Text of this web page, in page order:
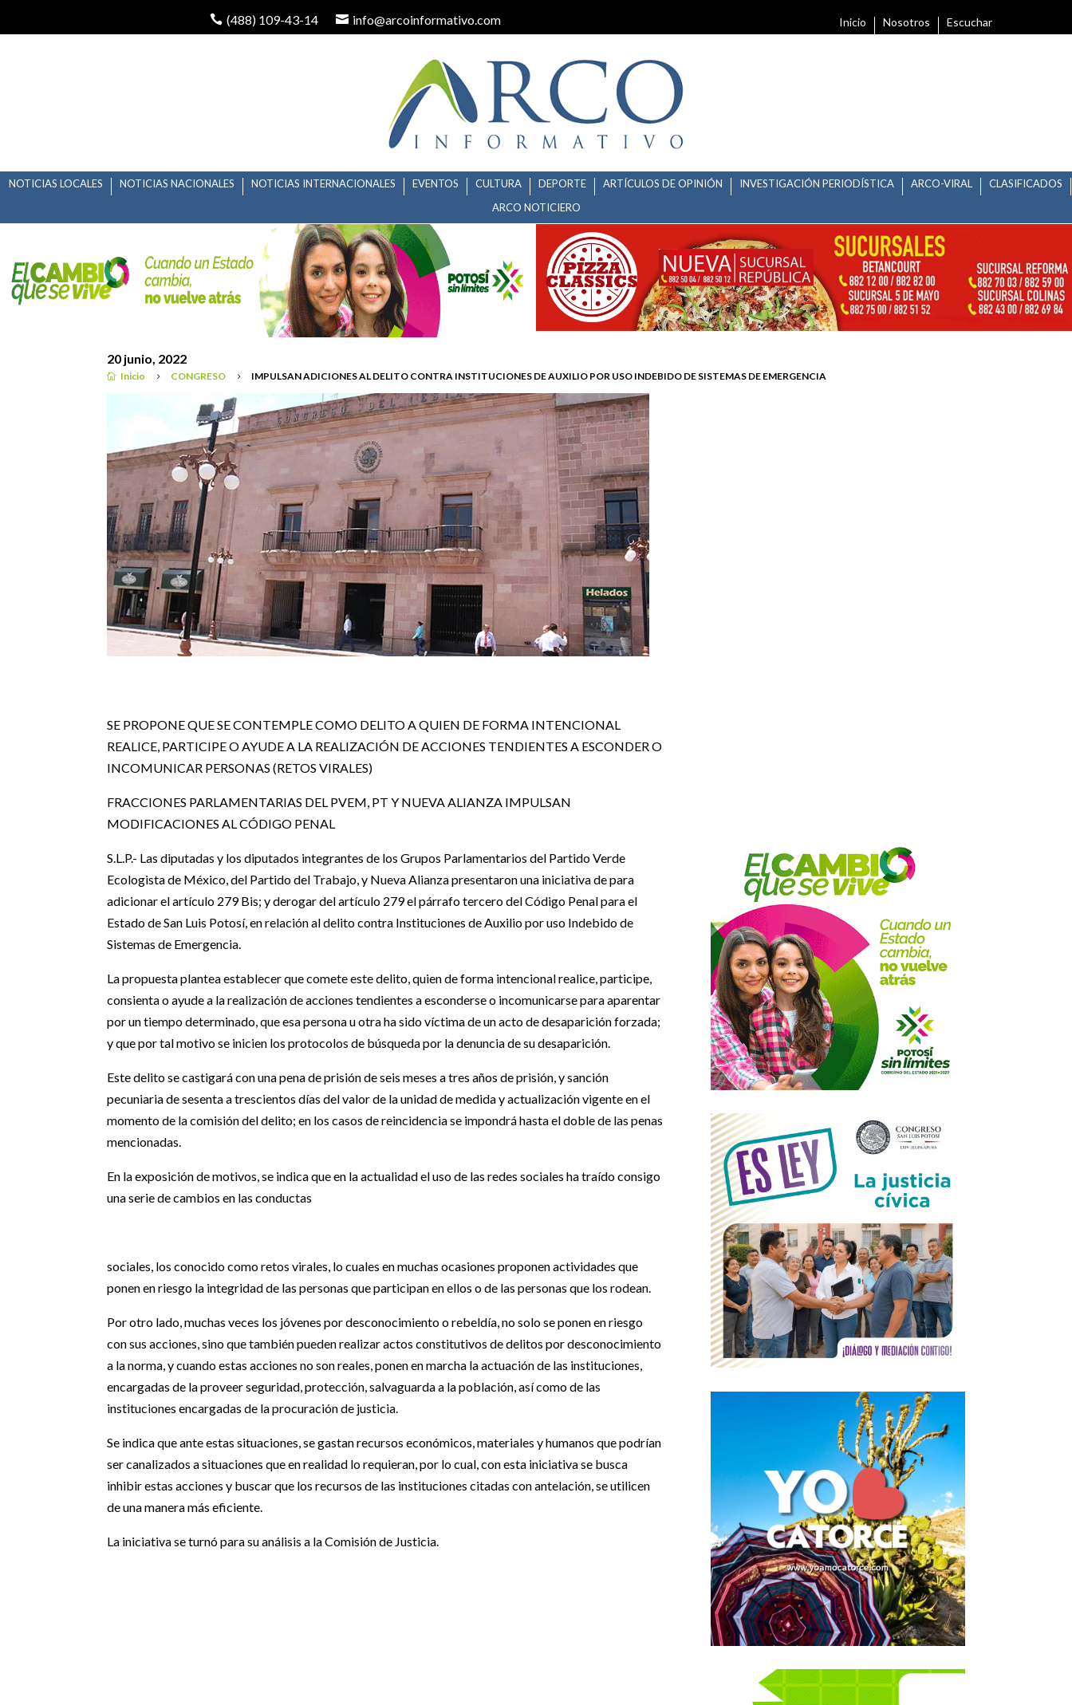
(488) 109-43-14 info@arcoinformativo.com Inicio Nosotros Escuchar
NOTICIAS LOCALES NOTICIAS NACIONALES NOTICIAS INTERNACIONALES EVENTOS CULTURA DEPORTE ARTÍCULOS DE OPINIÓN INVESTIGACIÓN PERIODÍSTICA ARCO-VIRAL
CLASIFICADOS
ARCO NOTICIERO
 Inicio 5 CONGRESO 5 IMPULSAN ADICIONES AL DELITO CONTRA INSTITUCIONES DE AUXILIO POR USO INDEBIDO DE SISTEMAS DE EMERGENCIA
IMPULSAN ADICIONES AL DELITO CONTRA INSTITUCIONES DE AUXILIO POR
USO INDEBIDO DE SISTEMAS DE EMERGENCIA
20 junio, 2022
SE PROPONE QUE SE CONTEMPLE COMO DELITO A QUIEN DE FORMA INTENCIONAL
REALICE, PARTICIPE O AYUDE A LA REALIZACIÓN DE ACCIONES TENDIENTES A ESCONDER O
INCOMUNICAR PERSONAS (RETOS VIRALES)
FRACCIONES PARLAMENTARIAS DEL PVEM, PT Y NUEVA ALIANZA IMPULSAN
MODIFICACIONES AL CÓDIGO PENAL
S.L.P.- Las diputadas y los diputados integrantes de los Grupos Parlamentarios del Partido Verde
Ecologista de México, del Partido del Trabajo, y Nueva Alianza presentaron una iniciativa de para
adicionar el artículo 279 Bis; y derogar del artículo 279 el párrafo tercero del Código Penal para el
Estado de San Luis Potosí, en relación al delito contra Instituciones de Auxilio por uso Indebido de
Sistemas de Emergencia.
La propuesta plantea establecer que comete este delito, quien de forma intencional realice, participe,
consienta o ayude a la realización de acciones tendientes a esconderse o incomunicarse para aparentar
por un tiempo determinado, que esa persona u otra ha sido víctima de un acto de desaparición forzada;
y que por tal motivo se inicien los protocolos de búsqueda por la denuncia de su desaparición.
Este delito se castigará con una pena de prisión de seis meses a tres años de prisión, y sanción
pecuniaria de sesenta a trescientos días del valor de la unidad de medida y actualización vigente en el
momento de la comisión del delito; en los casos de reincidencia se impondrá hasta el doble de las penas
mencionadas.
En la exposición de motivos, se indica que en la actualidad el uso de las redes sociales ha traído consigo
una serie de cambios en las conductas
sociales, los conocido como retos virales, lo cuales en muchas ocasiones proponen actividades que
ponen en riesgo la integridad de las personas que participan en ellos o de las personas que los rodean.
Por otro lado, muchas veces los jóvenes por desconocimiento o rebeldía, no solo se ponen en riesgo
con sus acciones, sino que también pueden realizar actos constitutivos de delitos por desconocimiento
a la norma, y cuando estas acciones no son reales, ponen en marcha la actuación de las instituciones,
encargadas de la proveer seguridad, protección, salvaguarda a la población, así como de las
instituciones encargadas de la procuración de justicia.
Se indica que ante estas situaciones, se gastan recursos económicos, materiales y humanos que podrían
ser canalizados a situaciones que en realidad lo requieran, por lo cual, con esta iniciativa se busca
inhibir estas acciones y buscar que los recursos de las instituciones citadas con antelación, se utilicen
de una manera más eficiente.
La iniciativa se turnó para su análisis a la Comisión de Justicia.